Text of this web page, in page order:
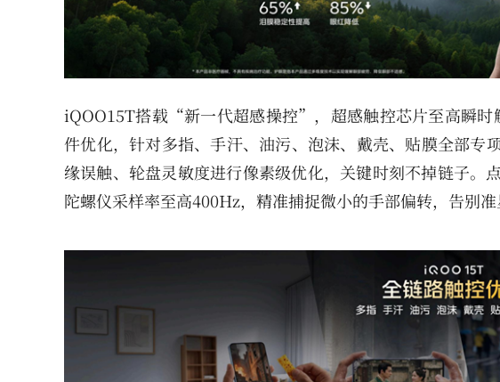
iQOO15T搭载“新一代超感操控”，超感触控芯片至高瞬时
件优化，针对多指、手汗、油污、泡沫、戴壳、贴膜全部专
缘误触、轮盘灵敏度进行像素级优化，关键时刻不掉链子
陀螺仪采样率至高400Hz，精准捕捉微小的手部偏转，告别